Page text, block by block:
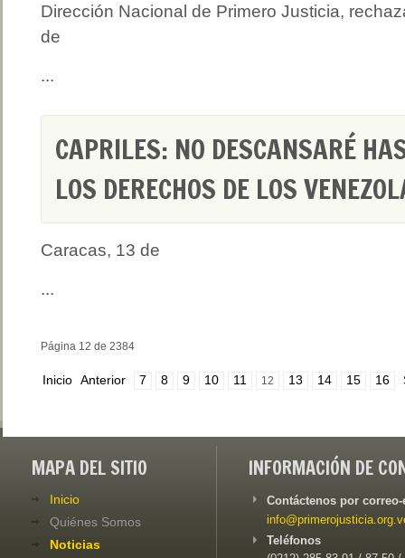
Dirección Nacional de Primero Justicia,
de
...
CAPRILES: NO DESCANSARÉ
LOS DERECHOS DE LOS
Caracas, 13 de
...
Página 12 de 2384
Inicio Anterior 7 8 9 10 11 12 13 14 15 16
MAPA DEL SITIO
Inicio
Quiénes Somos
Noticias
INFORMACIÓN DE
Contáctenos por
Teléfonos